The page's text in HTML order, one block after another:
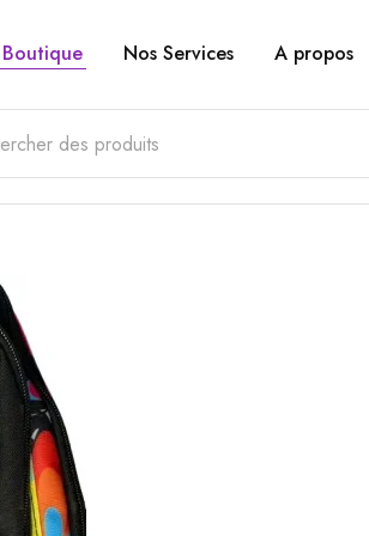
Boutique Nos Services A propos